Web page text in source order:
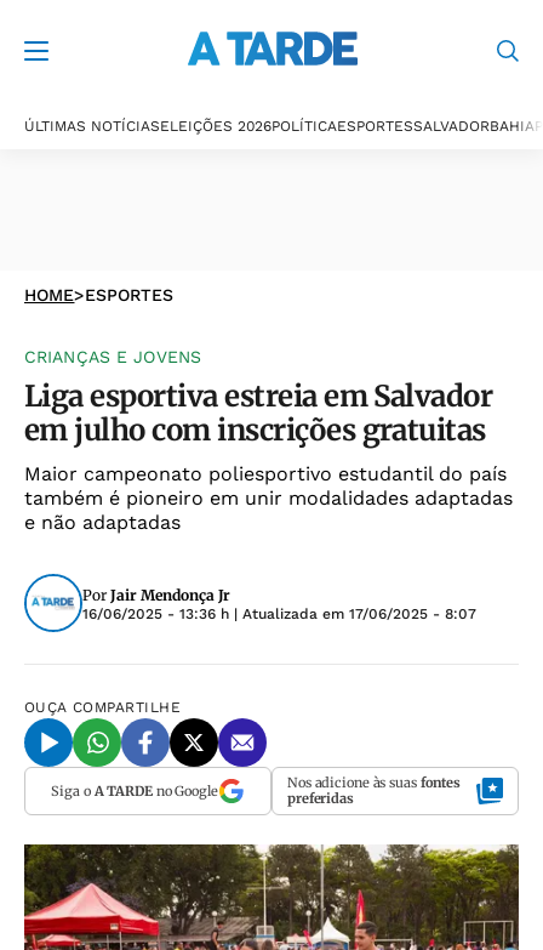
ÚLTIMAS NOTÍCIASELEIÇÕES 2026POLÍTICAESPORTESSALVADORBAHIA
HOME>ESPORTES
CRIANÇAS E JOVENS
Liga esportiva estreia em Salvador
em julho com inscrições gratuitas
Maior campeonato poliesportivo estudantil do país
também é pioneiro em unir modalidades adaptadas
e não adaptadas
Por Jair Mendonça Jr
16/06/2025 - 13:36 h | Atualizada em 17/06/2025 - 8:07
OUÇA COMPARTILHE
Siga o A TARDEno Google Nos adicione às suas fontes
preferidas